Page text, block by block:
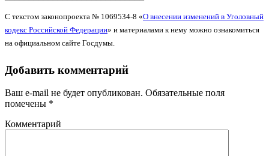
С текстом законопроекта № 1069534-8 «О внесении изменений в Уголовный
кодекс Российской Федерации» и материалами к нему можно ознакомиться
на официальном сайте Госдумы.
Добавить комментарий
Ваш e-mail не будет опубликован. Обязательные поля
помечены *
Комментарий